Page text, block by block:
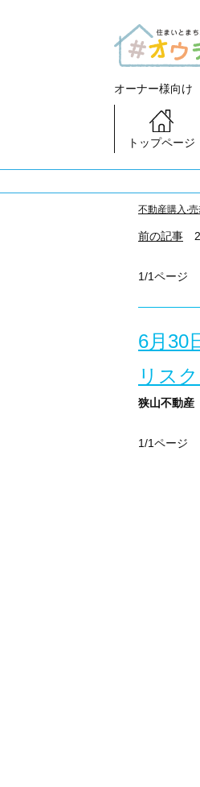
オーナー様向
トップページ
不動産購⼊‧
前の記事
1/1ページ
6月30
リス
狭山不動産
1/1ページ